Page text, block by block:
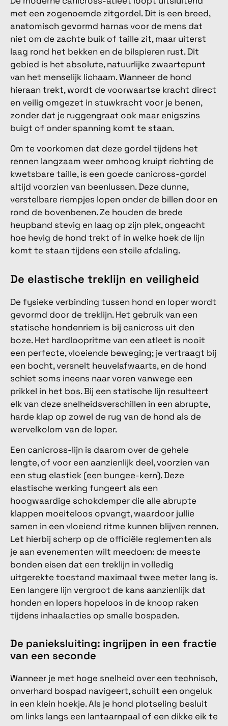
met een zogenoemde zitgordel. Dit is een breed,
anatomisch gevormd harnas voor de mens dat
niet om de zachte buik of taille zit, maar uiterst
laag rond het bekken en de bilspieren rust. Dit
gebied is het absolute, natuurlijke zwaartepunt
van het menselijk lichaam. Wanneer de hond
hieraan trekt, wordt de voorwaartse kracht direct
en veilig omgezet in stuwkracht voor je benen,
zonder dat je ruggengraat ook maar enigszins
buigt of onder spanning komt te staan.
Om te voorkomen dat deze gordel tijdens het
rennen langzaam weer omhoog kruipt richting de
kwetsbare taille, is een goede canicross-gordel
altijd voorzien van beenlussen. Deze dunne,
verstelbare riempjes lopen onder de billen door en
rond de bovenbenen. Ze houden de brede
heupband stevig en laag op zijn plek, ongeacht
hoe hevig de hond trekt of in welke hoek de lijn
komt te staan tijdens een steile afdaling.
De elastische treklijn en veiligheid
De fysieke verbinding tussen hond en loper wordt
gevormd door de treklijn. Het gebruik van een
statische hondenriem is bij canicross uit den
boze. Het hardloopritme van een atleet is nooit
een perfecte, vloeiende beweging; je vertraagt bij
een bocht, versnelt heuvelafwaarts, en de hond
schiet soms ineens naar voren vanwege een
prikkel in het bos. Bij een statische lijn resulteert
elk van deze snelheidsverschillen in een abrupte,
harde klap op zowel de rug van de hond als de
wervelkolom van de loper.
Een canicross-lijn is daarom over de gehele
lengte, of voor een aanzienlijk deel, voorzien van
een stug elastiek (een bungee-kern). Deze
elastische werking fungeert als een
hoogwaardige schokdemper die alle abrupte
klappen moeiteloos opvangt, waardoor jullie
samen in een vloeiend ritme kunnen blijven rennen.
Let hierbij scherp op de officiële reglementen als
je aan evenementen wilt meedoen: de meeste
bonden eisen dat een treklijn in volledig
uitgerekte toestand maximaal twee meter lang is.
Een langere lijn vergroot de kans aanzienlijk dat
honden en lopers hopeloos in de knoop raken
tijdens inhaalacties op smalle bospaden.
De panieksluiting: ingrijpen in een fractie
van een seconde
Wanneer je met hoge snelheid over een technisch,
onverhard bospad navigeert, schuilt een ongeluk
in een klein hoekje. Als je hond plotseling besluit
om links langs een lantaarnpaal of een dikke eik te